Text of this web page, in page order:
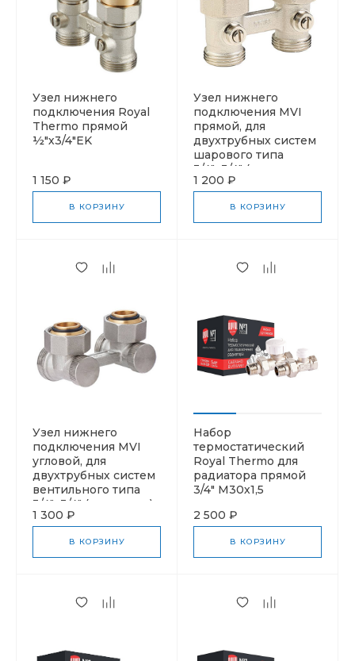
Узел нижнего
подключения Royal
Thermo прямой
½"х3/4"EK
1 150 ₽
В КОРЗИНУ
Узел нижнего
подключения MVI
прямой, для
двухтрубных систем
шарового типа
3/4"x3/4" (под
плоскость)
1 200 ₽
В КОРЗИНУ
Узел нижнего
подключения MVI
угловой, для
двухтрубных систем
вентильного типа
3/4"x3/4" (под конус)
1 300 ₽
В КОРЗИНУ
Набор
термостатический
Royal Thermo для
радиатора прямой
3/4" М30х1,5
2 500 ₽
В КОРЗИНУ